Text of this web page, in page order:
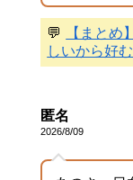
💬
【まと
しいから好
匿名
2026/8/09